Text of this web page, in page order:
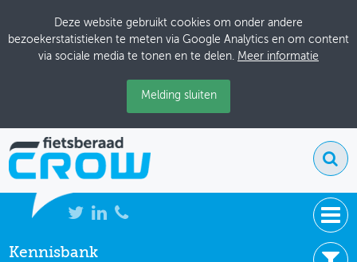
Deze website gebruikt cookies om onder andere
bezoekerstatistieken te meten via Google Analytics en om content
via sociale media te tonen en te delen. Meer informatie
Melding sluiten
NIEUWS
Kennisbank